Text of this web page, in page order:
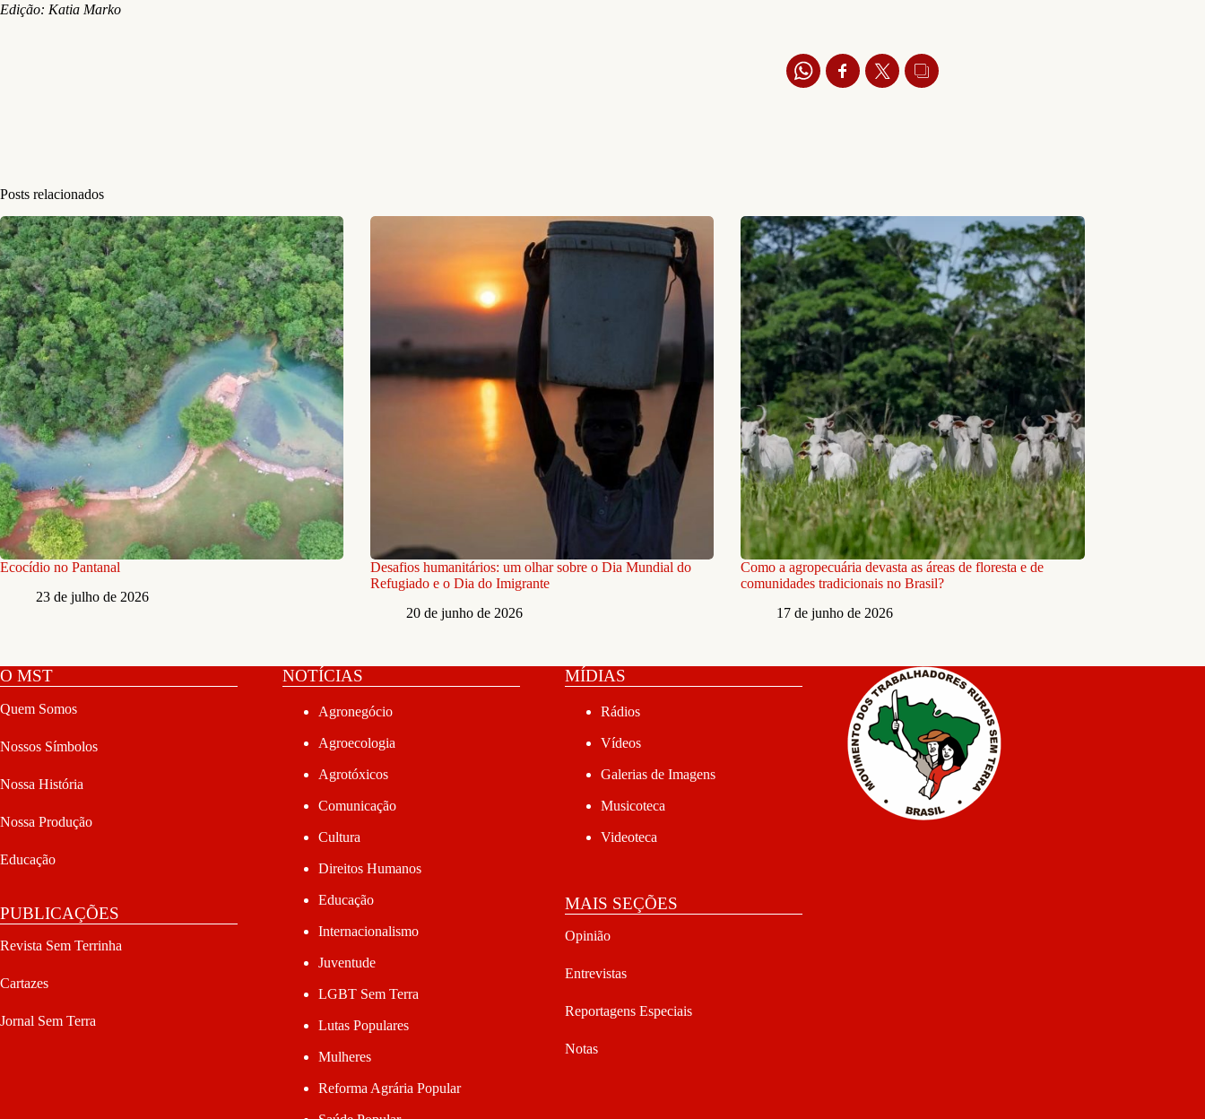
Edição: Katia Marko
Posts relacionados
Ecocídio no Pantanal
23 de julho de 2026
Desafios humanitários: um olhar sobre o Dia Mundial do
Refugiado e o Dia do Imigrante
20 de junho de 2026
Como a agropecuária devasta as áreas de floresta e de
comunidades tradicionais no Brasil?
17 de junho de 2026
O MST
Quem Somos
Nossos Símbolos
Nossa História
Nossa Produção
Educação
PUBLICAÇÕES
Revista Sem Terrinha
Cartazes
Jornal Sem Terra
NOTÍCIAS
Agronegócio
Agroecologia
Agrotóxicos
Comunicação
Cultura
Direitos Humanos
Educação
Internacionalismo
Juventude
LGBT Sem Terra
Lutas Populares
Mulheres
Reforma Agrária Popular
MÍDIAS
Rádios
Vídeos
Galerias de Imagens
Musicoteca
Videoteca
MAIS SEÇÕES
Opinião
Entrevistas
Reportagens Especiais
Notas